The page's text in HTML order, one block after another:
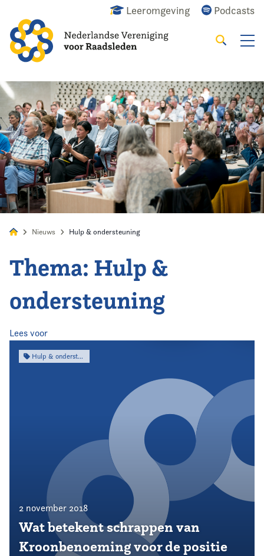
Leeromgeving Podcasts
Alles Nieuws Agenda Raadslid
Zoeken
Home
Agenda
Nieuws
Opleiding
Nieuws Hulp & ondersteuning
Thema: Hulp &
ondersteuning
Lees voor
Hulp & ondersteuning
2 november 2018
Wat betekent schrappen van
Kroonbenoeming voor de positie